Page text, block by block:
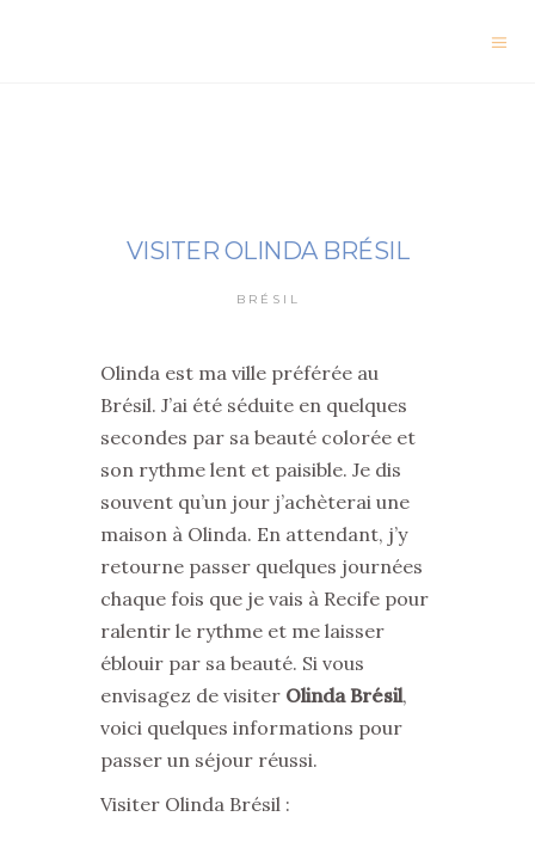
VISITER OLINDA BRÉSIL
BRÉSIL
Olinda est ma ville préférée au
Brésil. J’ai été séduite en quelques
secondes par sa beauté colorée et
son rythme lent et paisible. Je dis
souvent qu’un jour j’achèterai une
maison à Olinda. En attendant, j’y
retourne passer quelques journées
chaque fois que je vais à Recife pour
ralentir le rythme et me laisser
éblouir par sa beauté. Si vous
envisagez de visiter Olinda Brésil,
voici quelques informations pour
passer un séjour réussi.
Visiter Olinda Brésil :